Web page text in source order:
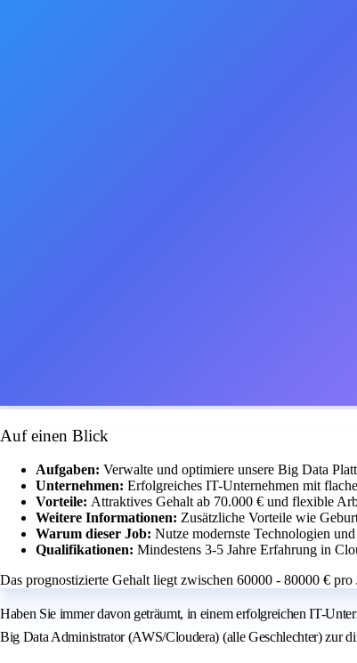
Auf einen Blick
Aufgaben: Verwalte und optimiere unsere Big Data
Unternehmen: Erfolgreiches IT-Unternehmen mit
Vorteile: Attraktives Gehalt ab 70.000 € und flexible
Weitere Informationen: Zusätzliche Vorteile wie
Warum dieser Job: Nutze modernste Technologien
Qualifikationen: Mindestens 3-5 Jahre Erfahrung in
Das prognostizierte Gehalt liegt zwischen 60000 - 80000 € pro
Haben Sie immer davon geträumt, in einem erfolgreichen IT-
Big Data Administrator (AWS/Cloudera) (alle Geschlechter) zur